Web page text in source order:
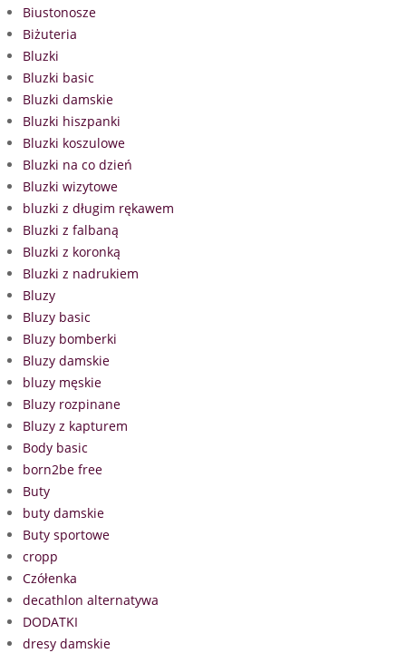
Biustonosze
Biżuteria
Bluzki
Bluzki basic
Bluzki damskie
Bluzki hiszpanki
Bluzki koszulowe
Bluzki na co dzień
Bluzki wizytowe
bluzki z długim rękawem
Bluzki z falbaną
Bluzki z koronką
Bluzki z nadrukiem
Bluzy
Bluzy basic
Bluzy bomberki
Bluzy damskie
bluzy męskie
Bluzy rozpinane
Bluzy z kapturem
Body basic
born2be free
Buty
buty damskie
Buty sportowe
cropp
Czółenka
decathlon alternatywa
DODATKI
dresy damskie